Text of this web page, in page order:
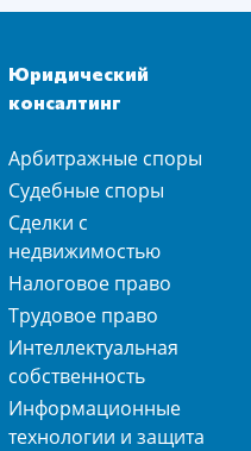
Юридический
консалтинг
Арбитражные споры
Судебные споры
Сделки с
недвижимостью
Налоговое право
Трудовое право
Интеллектуальная
собственность
Информационные
технологии и защита